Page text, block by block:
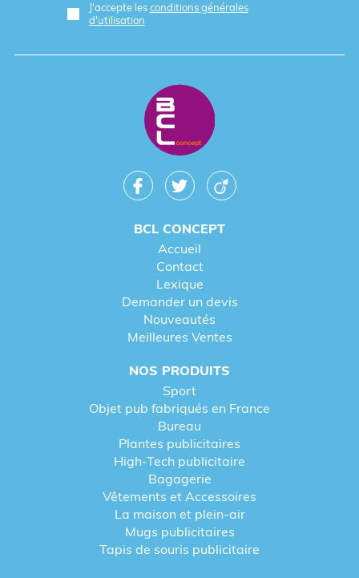
J'accepte lesconditions générales
d'utilisation
BCL CONCEPT
Accueil
Contact
Lexique
Demander un devis
Nouveautés
Meilleures Ventes
NOS PRODUITS
Sport
Objet pub fabriqués en France
Bureau
Plantes publicitaires
High-Tech publicitaire
Bagagerie
Vêtements et Accessoires
La maison et plein-air
Mugs publicitaires
Tapis de souris publicitaire